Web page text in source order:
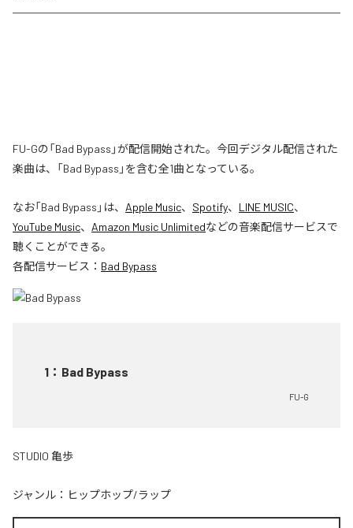
FU-Gの「Bad Bypass」が配信開始された。今回デジタル配信された
楽曲は、「Bad Bypass」を含む全1曲となっている。
なお「Bad Bypass 」は、 Apple Music、 Spotify、 LINE MUSIC、
YouTube Music、 Amazon Music Unlimitedなどの音楽配信サービスで
聴くことができる。
各配信サービス： Bad Bypass
1 ： Bad Bypass
FU-G
STUDIO 亀歩
ジャンル： ヒップホップ/ラップ